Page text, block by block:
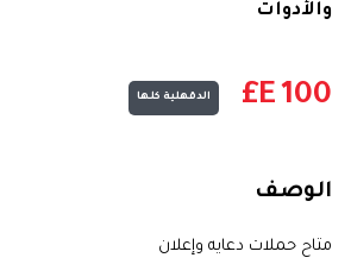
والأدوات
E£ 100 الدقهلية كلها
الوصف
متاح حملات دعايه وإعلان